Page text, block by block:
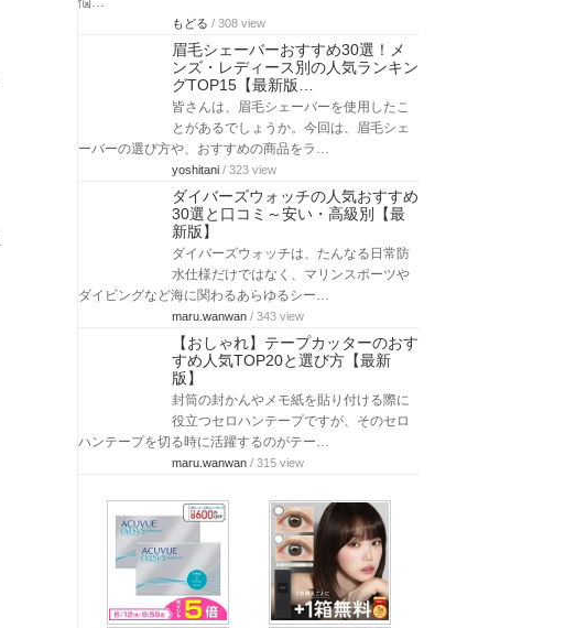
もどる / 308 view
眉毛シェーバーおすすめ30選！メ
ンズ・レディース別の人気ランキン
グTOP15【最新版…
皆さんは、眉毛シェーバーを使用したこ
とがあるでしょうか。今回は、眉毛シェ
ーバーの選び方や、おすすめの商品をラ…
yoshitani / 323 view
ダイバーズウォッチの人気おすすめ
30選と口コミ～安い・高級別【最
新版】
ダイバーズウォッチは、たんなる日常防
水仕様だけではなく、マリンスポーツや
ダイビングなど海に関わるあらゆるシー…
maru.wanwan / 343 view
【おしゃれ】テープカッターのおす
すめ人気TOP20と選び方【最新
版】
封筒の封かんやメモ紙を貼り付ける際に
役立つセロハンテープですが、そのセロ
ハンテープを切る時に活躍するのがテー…
maru.wanwan / 315 view